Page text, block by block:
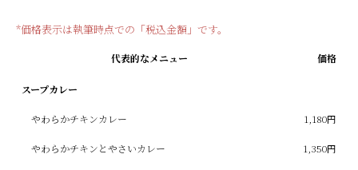
*価格表示は執筆時点での「税込金額」です。
代表的なメニュー 価格
スープカレー
やわらかチキンカレー 1,180円
やわらかチキンとやさいカレー 1,350円